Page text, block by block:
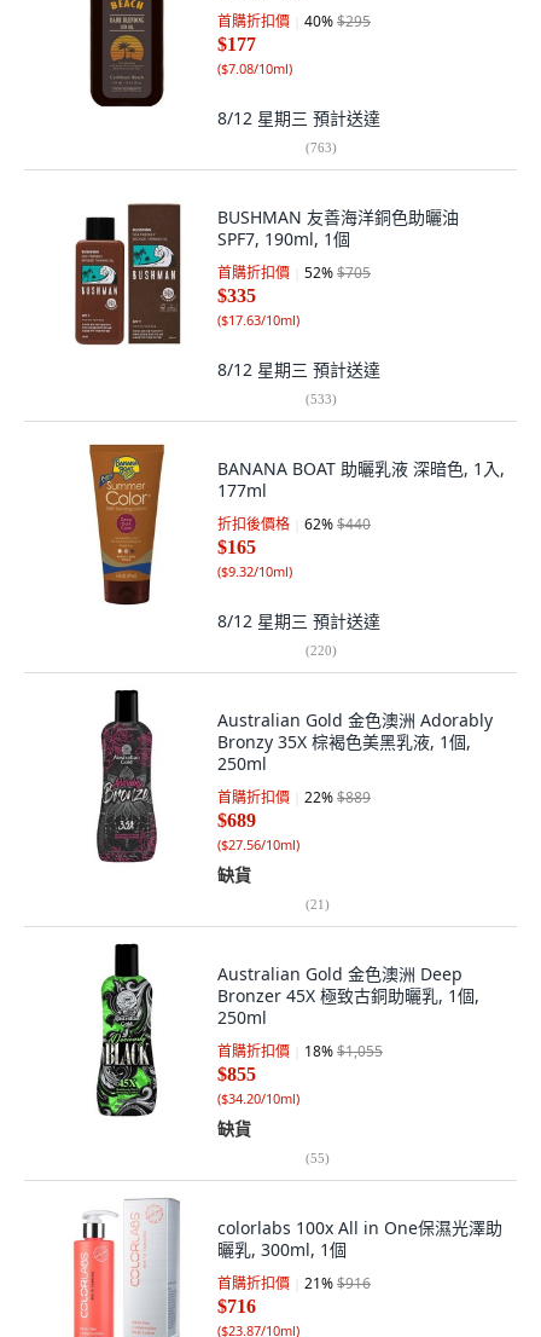
首購折扣價 40%$295
$177
($7.08/10ml)
8/12 星期三 預計送達
(763)
BUSHMAN 友善海洋銅色助曬油
SPF7, 190ml, 1個
首購折扣價 52%$705
$335
($17.63/10ml)
8/12 星期三 預計送達
(533)
BANANA BOAT 助曬乳液 深暗色, 1入,
177ml
折扣後價格 62%$440
$165
($9.32/10ml)
8/12 星期三 預計送達
(220)
Australian Gold 金色澳洲 Adorably
Bronzy 35X 棕褐色美黑乳液, 1個,
250ml
首購折扣價 22%$889
$689
($27.56/10ml)
缺貨
(21)
Australian Gold 金色澳洲 Deep
Bronzer 45X 極致古銅助曬乳, 1個,
250ml
首購折扣價 18%$1,055
$855
($34.20/10ml)
缺貨
(55)
colorlabs 100x All in One保濕光澤助
曬乳, 300ml, 1個
首購折扣價 21%$916
$716
($23.87/10ml)